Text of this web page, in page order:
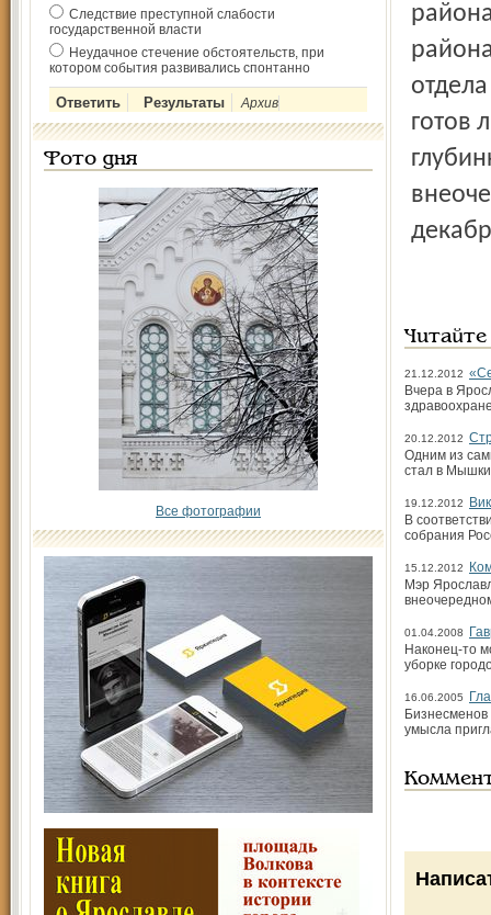
Следствие преступной слабости
государственной власти
Неудачное стечение обстоятельств, при
котором события развивались спонтанно
Архив
Фото дня
Все фотографии
готов
21.12.2012
Вчера в
20.12.2012
Одним из
стал в
19.12.2012
В
собрания
15.12.2012
Мэр
01.04.2008
Наконец-то
уборке
16.06.2005
умысла